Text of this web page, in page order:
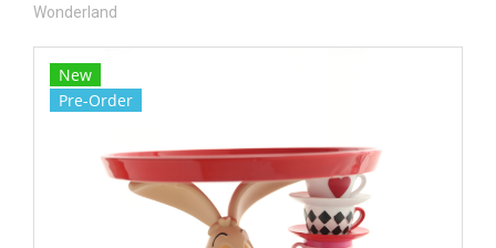
Wonderland
New
Pre-Order